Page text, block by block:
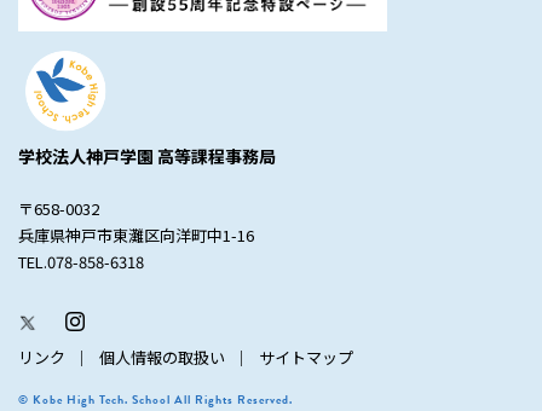
学校法人神戸学園 高等課程事務局
〒658-0032
兵庫県神戸市東灘区向洋町中1-16
TEL.078-858-6318
リンク 個人情報の取扱い サイトマップ
© Kobe High Tech. School All Rights Reserved.